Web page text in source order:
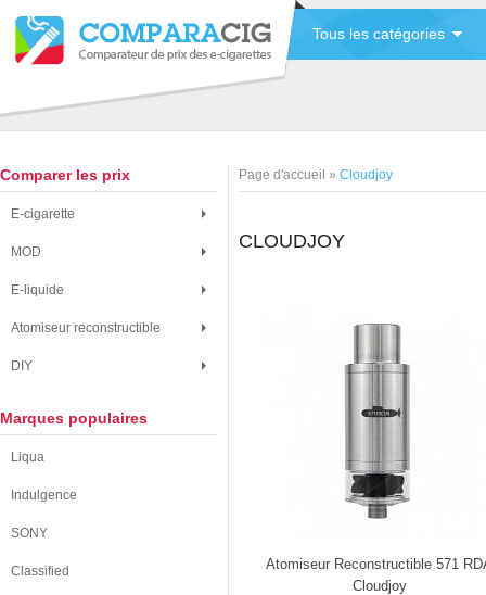
Tous les catégories
Comparer les prix
E-cigarette
MOD
E-liquide
Atomiseur reconstructible
DIY
Marques populaires
Liqua
Indulgence
SONY
Classified
Page d'accueil » Cloudjoy
CLOUDJOY
Atomiseur Reconstructible 571
Cloudjoy